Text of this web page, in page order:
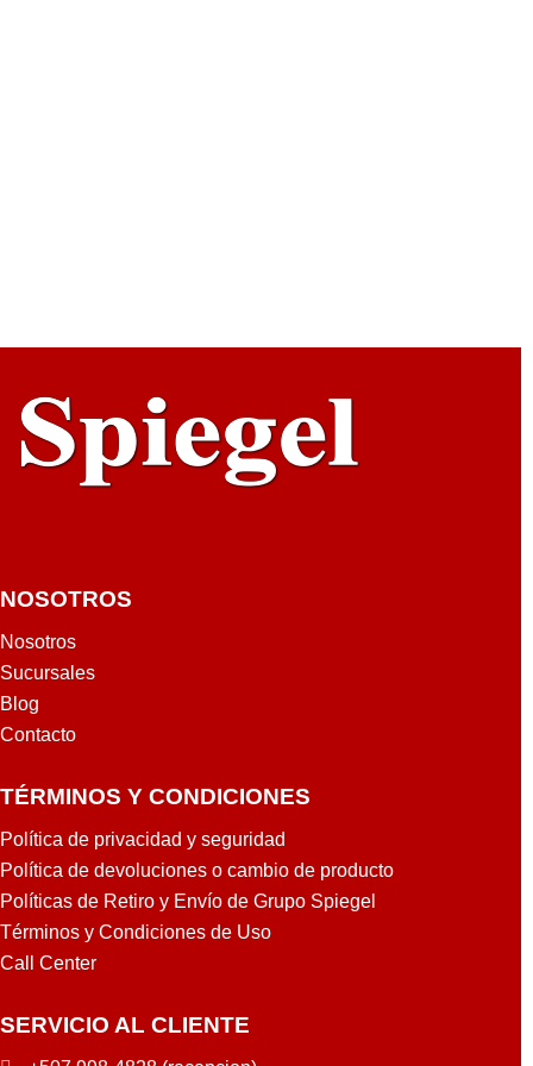
NOSOTROS
Nosotros
Sucursales
Blog
Contacto
TÉRMINOS Y CONDICIONES
Política de privacidad y seguridad
Política de devoluciones o cambio de producto
Políticas de Retiro y Envío de Grupo Spiegel
Términos y Condiciones de Uso
Call Center
SERVICIO AL CLIENTE